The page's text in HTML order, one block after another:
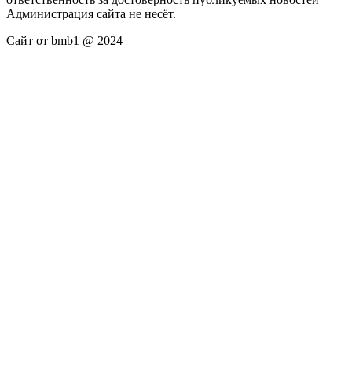
Администрация сайта не несёт.
Сайт от bmb1 @ 2024